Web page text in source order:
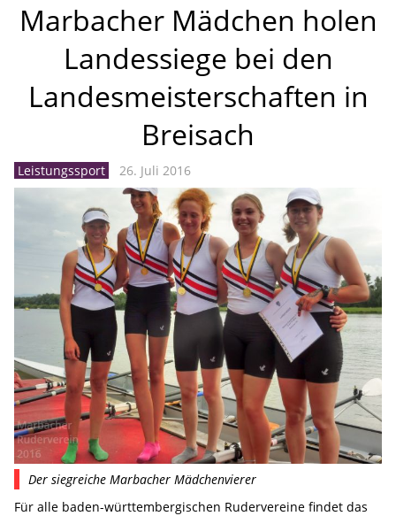
Marbacher Mädchen holen
Landessiege bei den
Landesmeisterschaften in
Breisach
Leistungssport 26. Juli 2016
Der siegreiche Marbacher Mädchenvierer
Für alle baden-württembergischen Rudervereine findet das